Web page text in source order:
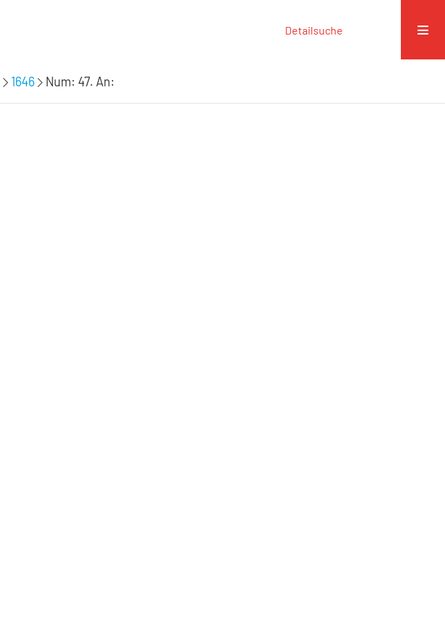
Detailsuche
1646 Num: 47. An: